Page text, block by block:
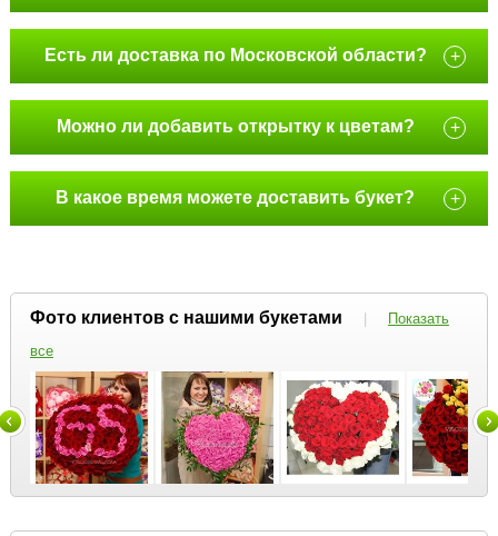
Есть ли доставка по Московской области? +
Можно ли добавить открытку к цветам? +
В какое время можете доставить букет? +
Фото клиентов с нашими букетами |
Показать
все